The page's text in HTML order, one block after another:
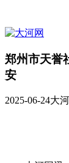
郑州市天誉
安
2025-06-24大